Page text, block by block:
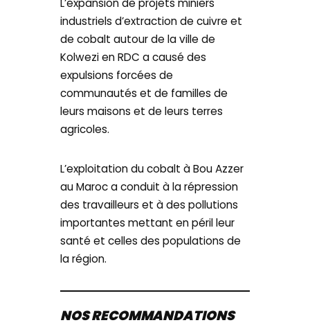
L’expansion de projets miniers
industriels d’extraction de cuivre et
de cobalt autour de la ville de
Kolwezi en RDC a causé des
expulsions forcées de
communautés et de familles de
leurs maisons et de leurs terres
agricoles.
L’exploitation du cobalt à Bou Azzer
au Maroc a conduit à la répression
des travailleurs et à des pollutions
importantes mettant en péril leur
santé et celles des populations de
la région.
NOS RECOMMANDATIONS